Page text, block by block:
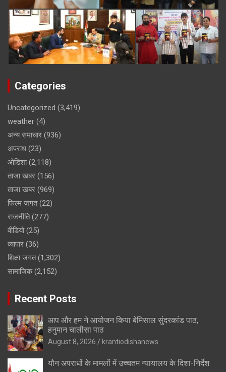
Categories
Uncategorized (3,419)
weather (4)
अन्य समाचार (936)
अपराध (23)
ओडिशा(2,118)
ताजा खबर (156)
ताजा खबर (969)
फिल्म जगत(22)
राजनीति(277)
वीडियो(25)
व्यापार (36)
शिक्षा जगत(1,302)
सामाजिक(2,152)
Recent Posts
आप और हम ने आयोजन किया बेमिसाल सुंदरकांड पाठ,
हनुमान चालीसा पाठ
August 8, 2026 krantiodishanews
यौन अपराधों के मामलों में उच्चतम न्यायालय के दिशा-निर्देश